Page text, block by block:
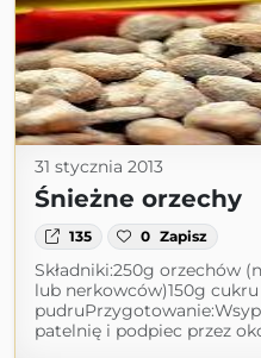
31 stycznia 2013
Śnieżne orzechy
135 0 Zapisz
Składniki:250g orzechów
lub nerkowców)150g cukru
patelnię i podpiec przez